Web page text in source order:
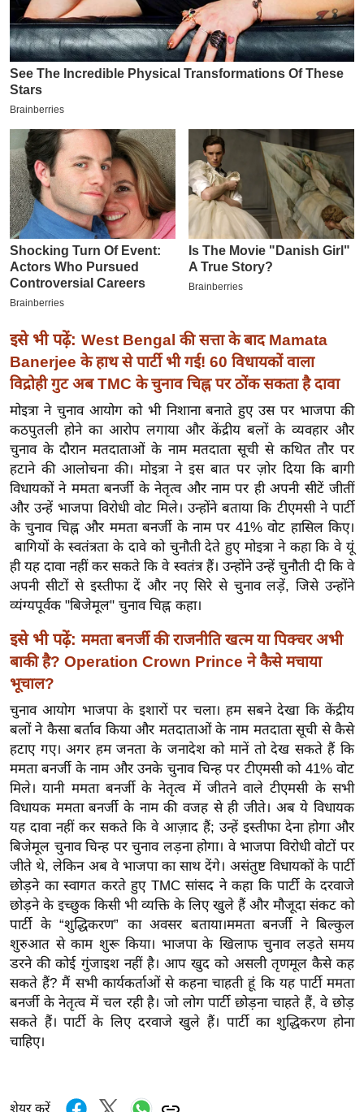
इ
म
ई
-
पे
प
र
मि
सा
ल
बे
मि
सा
श
ख्सि
य
त
यं
ग
इं
डि
या
सा
हि
त्य
ज
ग
त
ऑ
व
र्ल्ड
न्यू
ज
ब्री
फ
म
नो
रं
ज
न
ज
ग
त
बॉ
ली
इसे भी पढ़ें: West Bengal की सत्ता के बाद Mamata
Banerjee के हाथ से पार्टी भी गई! 60 विधायकों वाला
विद्रोही गुट अब TMC के चुनाव चिह्न पर ठोंक सकता है दावा
मोइत्रा ने चुनाव आयोग को भी निशाना बनाते हुए उस पर भाजपा की
कठपुतली होने का आरोप लगाया और केंद्रीय बलों के व्यवहार और
चुनाव के दौरान मतदाताओं के नाम मतदाता सूची से कथित तौर पर
हटाने की आलोचना की। मोइत्रा ने इस बात पर ज़ोर दिया कि बागी
विधायकों ने ममता बनर्जी के नेतृत्व और नाम पर ही अपनी सीटें जीतीं
और उन्हें भाजपा विरोधी वोट मिले। उन्होंने बताया कि टीएमसी ने पार्टी
के चुनाव चिह्न और ममता बनर्जी के नाम पर 41% वोट हासिल किए।
बागियों के स्वतंत्रता के दावे को चुनौती देते हुए मोइत्रा ने कहा कि वे यूं
ही यह दावा नहीं कर सकते कि वे स्वतंत्र हैं। उन्होंने उन्हें चुनौती दी कि वे
अपनी सीटों से इस्तीफा दें और नए सिरे से चुनाव लड़ें, जिसे उन्होंने
व्यंग्यपूर्वक "बिजेमूल" चुनाव चिह्न कहा।
इसे भी पढ़ें: ममता बनर्जी की राजनीति खत्म या पिक्चर अभी
बाकी है? Operation Crown Prince ने कैसे मचाया
भूचाल?
चुनाव आयोग भाजपा के इशारों पर चला। हम सबने देखा कि केंद्रीय
बलों ने कैसा बर्ताव किया और मतदाताओं के नाम मतदाता सूची से कैसे
हटाए गए। अगर हम जनता के जनादेश को मानें तो देख सकते हैं कि
ममता बनर्जी के नाम और उनके चुनाव चिन्ह पर टीएमसी को 41% वोट
मिले। यानी ममता बनर्जी के नेतृत्व में जीतने वाले टीएमसी के सभी
विधायक ममता बनर्जी के नाम की वजह से ही जीते। अब ये विधायक
यह दावा नहीं कर सकते कि वे आज़ाद हैं; उन्हें इस्तीफा देना होगा और
बिजेमूल चुनाव चिन्ह पर चुनाव लड़ना होगा। वे भाजपा विरोधी वोटों पर
जीते थे, लेकिन अब वे भाजपा का साथ देंगे। असंतुष्ट विधायकों के पार्टी
छोड़ने का स्वागत करते हुए TMC सांसद ने कहा कि पार्टी के दरवाजे
छोड़ने के इच्छुक किसी भी व्यक्ति के लिए खुले हैं और मौजूदा संकट को
पार्टी के “शुद्धिकरण” का अवसर बताया।ममता बनर्जी ने बिल्कुल
शुरुआत से काम शुरू किया। भाजपा के खिलाफ चुनाव लड़ते समय
डरने की कोई गुंजाइश नहीं है। आप खुद को असली तृणमूल कैसे कह
सकते हैं? मैं सभी कार्यकर्ताओं से कहना चाहती हूं कि यह पार्टी ममता
बनर्जी के नेतृत्व में चल रही है। जो लोग पार्टी छोड़ना चाहते हैं, वे छोड़
सकते हैं। पार्टी के लिए दरवाजे खुले हैं। पार्टी का शुद्धिकरण होना
चाहिए।
शेयर करें